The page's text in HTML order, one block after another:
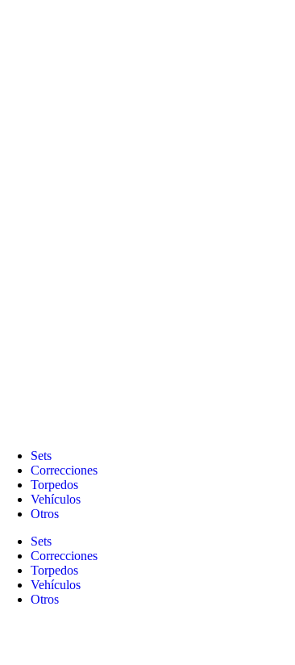
Sets
Correcciones
Torpedos
Vehículos
Otros
Sets
Correcciones
Torpedos
Vehículos
Otros